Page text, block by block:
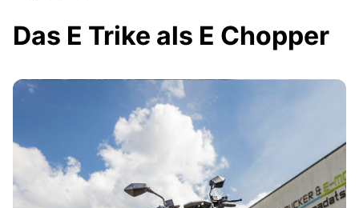
Das E Trike als E Chopper